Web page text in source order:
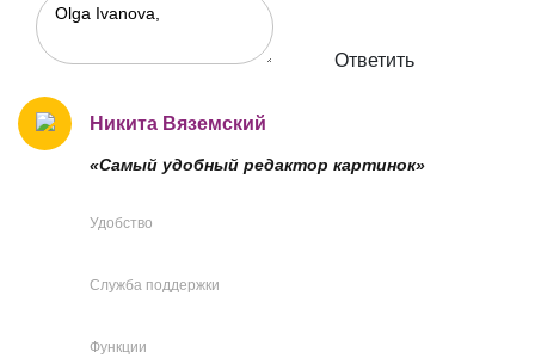
Ответить
Никита Вяземский
«Самый удобный редактор картинок»
Удобство
Служба поддержки
Функции